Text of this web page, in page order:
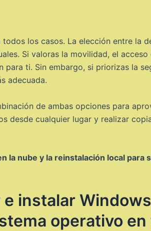
los casos. La elección entre la
Si valoras la movilidad, el
para ti. Sin embargo, si priorizas la
adecuada.
de ambas opciones para
desde cualquier lugar y realizar
la nube y la reinstalación local
instalar
operativo en